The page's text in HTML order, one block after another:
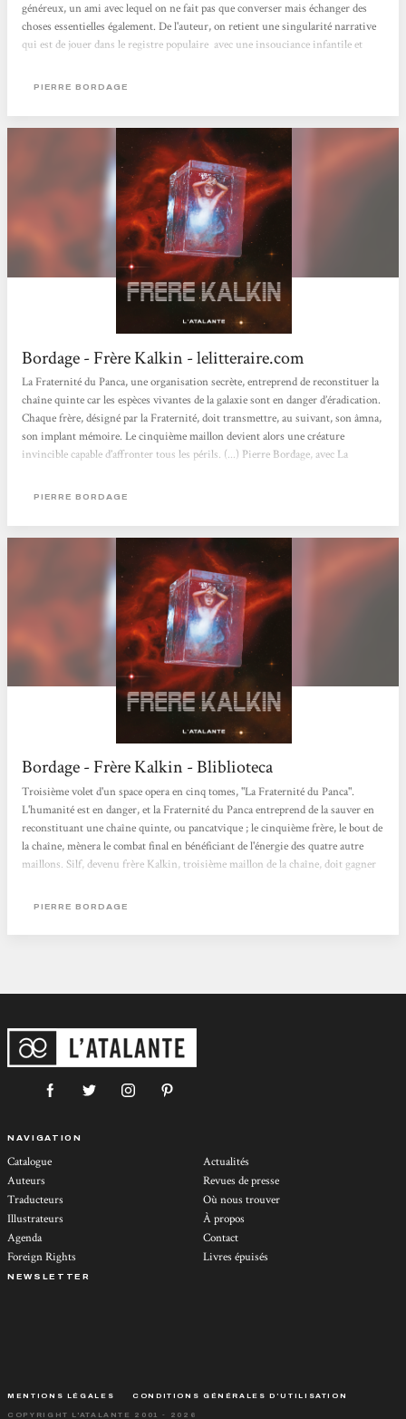
généreux, un ami avec lequel on ne fait pas que converser mais échanger des
choses essentielles également. De l'auteur, on retient une singularité narrative
qui est de jouer dans le registre populaire avec une insouciance infantile et
SF au moyen d'un romanesque mobilisé par un important travail linguistique
PIERRE BORDAGE
Bordage - Frère Kalkin - lelitteraire.com
La Fraternité du Panca, une organisation secrète, entreprend de reconstituer la
chaîne quinte car les espèces vivantes de la galaxie sont en danger d’éradication.
Chaque frère, désigné par la Fraternité, doit transmettre, au suivant, son âmna,
son implant mémoire. Le cinquième maillon devient alors une créature
invincible capable d’affronter tous les périls. (...) Pierre Bordage, avec La
diversité qui peut en résulter tant dans les structures sociales et politiques que
PIERRE BORDAGE
Bordage - Frère Kalkin - Bliblioteca
Troisième volet d'un space opera en cinq tomes, "La Fraternité du Panca".
L'humanité est en danger, et la Fraternité du Panca entreprend de la sauver en
reconstituant une chaîne quinte, ou pancatvique ; le cinquième frère, le bout de
la chaîne, mènera le combat final en bénéficiant de l'énergie des quatre autre
maillons. Silf, devenu frère Kalkin, troisième maillon de la chaîne, doit gagner
femme, Vilnéa, est lancée à sa poursuite. Biblioteca, Paris
PIERRE BORDAGE
NAVIGATION
Catalogue
Auteurs
Traducteurs
Illustrateurs
Agenda
Foreign Rights
Actualités
Revues de presse
Où nous trouver
À propos
Contact
Livres épuisés
NEWSLETTER
MENTIONS LÉGALES CONDITIONS GÉNÉRALES D’UTILISATION
COPYRIGHT L'ATALANTE 2001 - 2026